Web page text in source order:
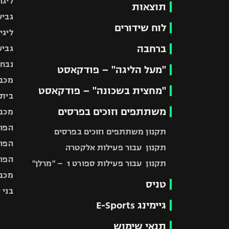
תוצאות
לוח שידורים
ברחבה
"מעל הליגה" – פודקאסט
"מחצית בשכונה" – פודקאסט
משתתפים וזוכים בפרסים
תקנון משתתפים וזוכים בפרסים
תקנון עבור פעילות אלקטרה
תקנון עבור פעילות ספורט 1 – "מרלן"
טניס
גיימינג E-Sports
תנאי שימוש
בני